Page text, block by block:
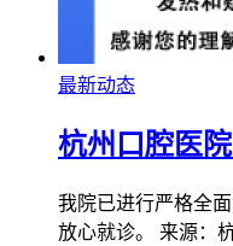
最新动态
杭州口腔医
我院已进行严格全
放心就诊。 来源：